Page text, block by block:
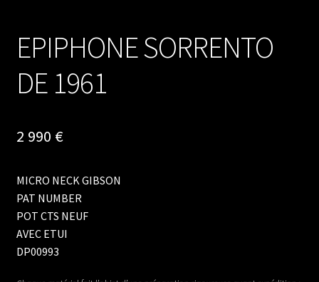
EPIPHONE SORRENTO
DE 1961
2 990 €
MICRO NECK GIBSON
PAT NUMBER
POT CTS NEUF
AVEC ETUI
DP00993